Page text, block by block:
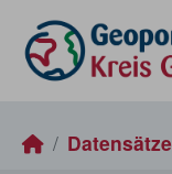
Datensätze